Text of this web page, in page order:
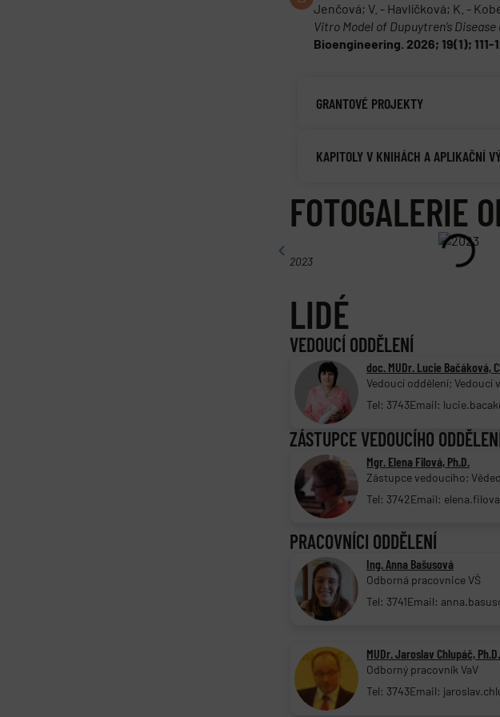
Jenčová; V. - Havlíčková; K. -
Vitro Model of Dupuytren’s
Bioengineering. 2026; 19(1); 111-
GRANTOVÉ PROJEKTY
KAPITOLY V KNIHÁCH A APLIKAČNÍ
FOTOGALERIE
2023
LIDÉ
VEDOUCÍ ODDĚLENÍ
doc. MUDr. Lucie Bačáková,
Vedoucí oddělení; Vedoucí
Tel: 3743Email:
ZÁSTUPCE VEDOUCÍHO
Mgr. Elena Filová, Ph.D.
Zástupce vedoucího;
Tel: 3742Email:
PRACOVNÍCI ODDĚLENÍ
Ing. Anna Bašusová
Odborná pracovnice VŠ
Tel: 3741Email:
MUDr. Jaroslav Chlupáč, Ph.D.
Odborný pracovník VaV
Tel: 3743Email: